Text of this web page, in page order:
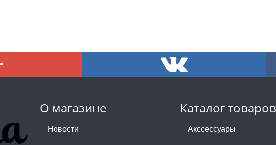
О магазине
Новости
Каталог товаров
Акссессуары